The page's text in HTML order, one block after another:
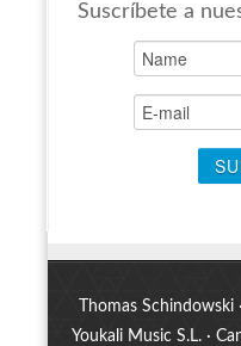
Suscríbete a
Thomas Schindowski ·
Youkali Music S.L. ·